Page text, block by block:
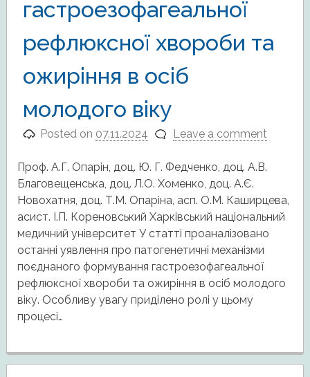
гастроезофагеальної
рефлюксної хвороби та
ожиріння в осіб
молодого віку
Posted on 07.11.2024 Leave a comment
Проф. А.Г. Опарін, доц. Ю. Г. Федченко, доц. А.В.
Благовещенська, доц. Л.О. Хоменко, доц. А.Є.
Новохатня, доц. Т.М. Опаріна, асп. О.М. Каширцева,
асист. І.П. Кореновський Харківський національний
медичний університет У статті проаналізовано
останні уявлення про патогенетичні механізми
поєднаного формування гастроезофагеальної
рефлюксної хвороби та ожиріння в осіб молодого
віку. Особливу увагу приділено ролі у цьому
процесі…